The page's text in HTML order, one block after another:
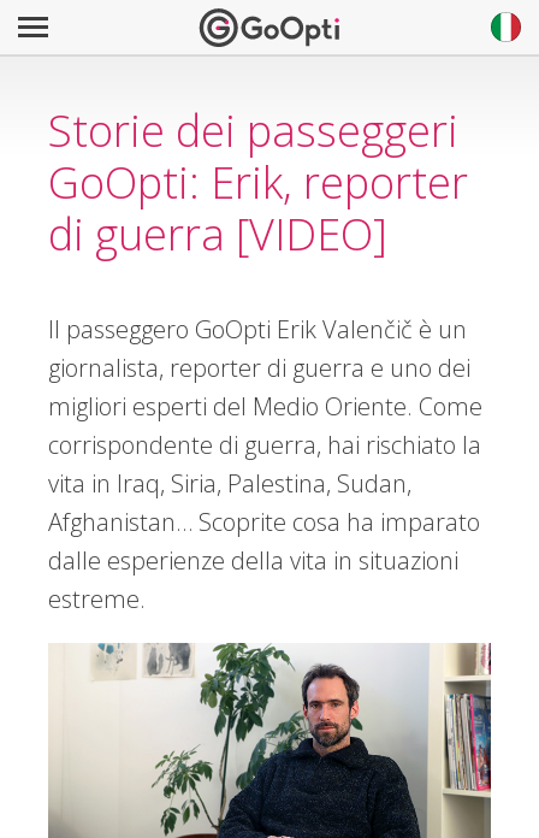
Storie dei passeggeri
GoOpti: Erik, reporter
di guerra [VIDEO]
Il passeggero GoOpti Erik Valenčič è un
giornalista, reporter di guerra e uno dei
migliori esperti del Medio Oriente. Come
corrispondente di guerra, hai rischiato la
vita in Iraq, Siria, Palestina, Sudan,
Afghanistan… Scoprite cosa ha imparato
dalle esperienze della vita in situazioni
estreme.